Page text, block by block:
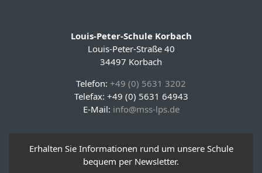
Louis-Peter-Schule Korbach
Louis-Peter-Straße 40
34497 Korbach
Telefon: +49 (0) 5631 3202
Telefax: +49 (0) 5631 64943
E-Mail: info@mss-lps.de
Erhalten Sie Informationen rund um unsere Schule
bequem per Newsletter.